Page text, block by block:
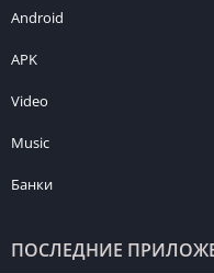
Android
APK
Video
Music
Банки
ПОСЛЕДНИЕ